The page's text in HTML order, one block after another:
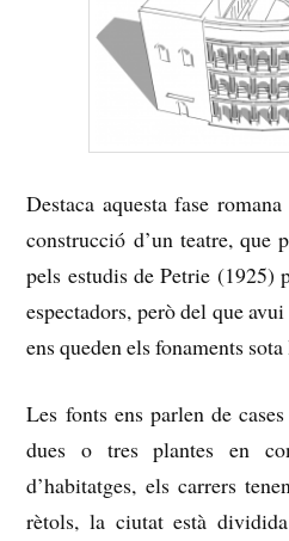
Destaca aquesta fase
construcció d’un teatre, que
pels estudis de Petrie (1925)
espectadors, però del que
ens queden els fonaments
Les fonts ens parlen de
dues o tres plantes en
d’habitatges, els carrers
rètols, la ciutat està